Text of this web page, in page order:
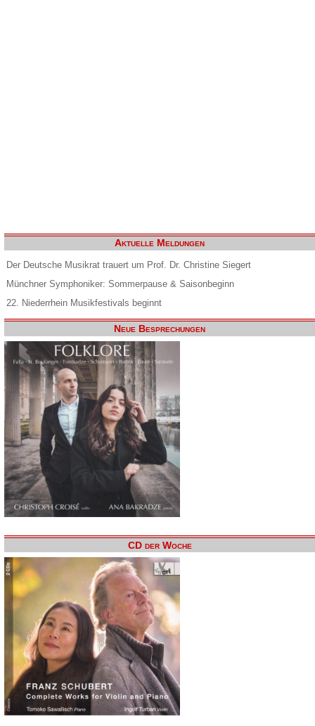
Aktuelle Meldungen
Der Deutsche Musikrat trauert um Prof. Dr. Christine Siegert
Münchner Symphoniker: Sommerpause & Saisonbeginn
22. Niederrhein Musikfestivals beginnt
Neue Besprechungen
CD der Woche